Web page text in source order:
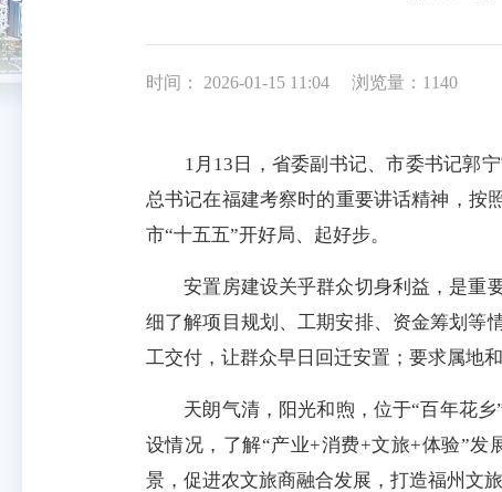
时间： 2026-01-15 11:04 浏览量：1140
1月13日，省委副书记、市委书记郭宁
总书记在福建考察时的重要讲话精神，按
市“十五五”开好局、起好步。
安置房建设关乎群众切身利益，是重要
细了解项目规划、工期安排、资金筹划等
工交付，让群众早日回迁安置；要求属地
天朗气清，阳光和煦，位于“百年花乡”
设情况，了解“产业+消费+文旅+体验”
景，促进农文旅商融合发展，打造福州文